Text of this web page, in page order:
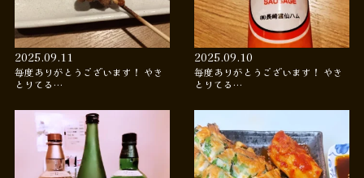
2025.09.11
毎度ありがとうございます！ やき
とりてる…
2025.09.10
毎度ありがとうございます！ やき
とりてる…